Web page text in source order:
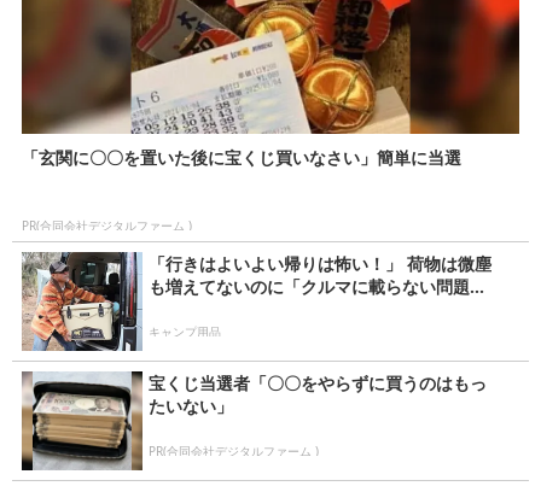
「玄関に〇〇を置いた後に宝くじ買いなさい」簡単に当選
PR(合同会社デジタルファーム )
「行きはよいよい帰りは怖い！」 荷物は微塵
も増えてないのに「クルマに載らない問題...
キャンプ用品
宝くじ当選者「〇〇をやらずに買うのはもっ
たいない」
PR(合同会社デジタルファーム )